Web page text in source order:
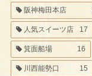
阪神梅田本店
人気スイーツ店 17
箕面船場 16
川西能勢口 15